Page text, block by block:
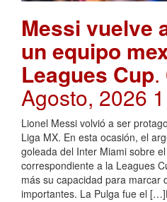
Messi vuelve
un equipo
Leagues Cup.
Agosto, 2026
Lionel Messi volvió a ser
Liga MX. En esta ocasión, el
goleada del Inter Miami sobre
correspondiente a la Leagues
más su capacidad para marcar
importantes. La Pulga fue el